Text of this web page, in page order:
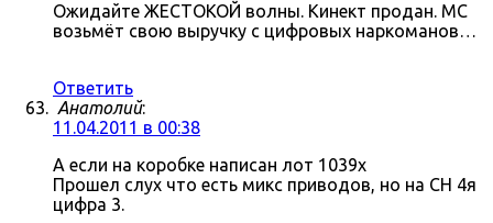
Ожидайте ЖЕСТОКОЙ волны. Кинект продан. МС
возьмёт свою выручку с цифровых наркоманов…
Ответить
Анатолий:
11.04.2011 в 00:38
А если на коробке написан лот 1039x
Прошел слух что есть микс приводов, но на СН 4я
цифра 3.